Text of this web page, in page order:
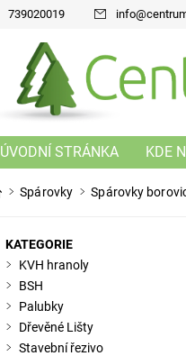
739020019 info@
ÚVODNÍ STRÁNKA KDE
Spárovky Spárovky
KATEGORIE
KVH hranoly
BSH
Palubky
Dřevěné Lišty
Stavební řezivo